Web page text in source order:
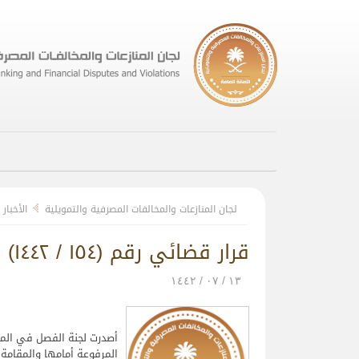
لجان المنازعات والمخالفات المصرفية والتمويلية الأخبار
قرار قضائي رقم (۱٥٤ / ۱٤٤۲) وتاريخ ۱۷ / ۰۳ / ۱٤٤۲هـ ضد أحد مخالفي نظام مراقبة شركات التمويل
۱۳ / ۰۷ / ۱٤٤۲
المرفوعة أمامها